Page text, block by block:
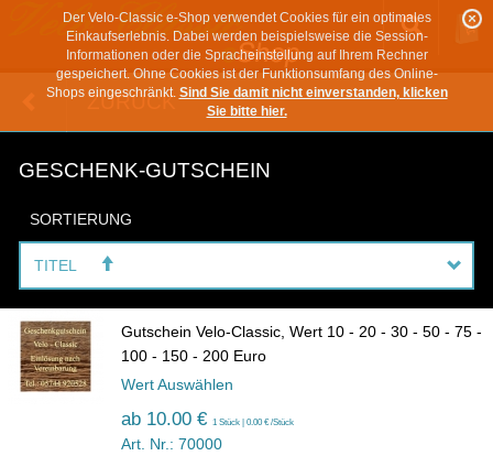
Der Velo-Classic e-Shop verwendet Cookies für ein optimales
Einkaufserlebnis. Dabei werden beispielsweise die Session-
Informationen oder die Spracheinstellung auf Ihrem Rechner
gespeichert. Ohne Cookies ist der Funktionsumfang des Online-
Shops eingeschränkt. Sind Sie damit nicht einverstanden, klicken
Sie bitte hier.
ZURÜCK
GESCHENK-GUTSCHEIN
SORTIERUNG
TITEL
Gutschein Velo-Classic, Wert 10 - 20 - 30 - 50 - 75 -
100 - 150 - 200 Euro
Wert Auswählen
ab 10.00 € 1 Stück | 0.00 € /Stück
Art. Nr.: 70000